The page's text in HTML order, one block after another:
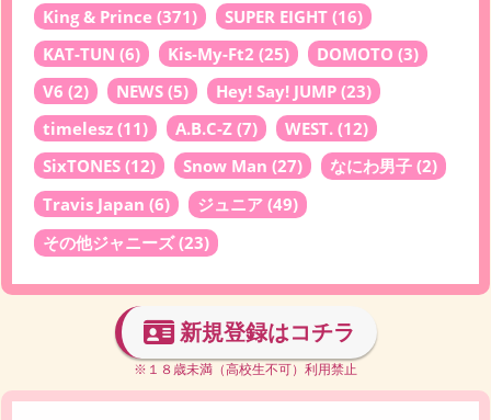
King & Prince (371) SUPER EIGHT (16)
KAT-TUN (6) Kis-My-Ft2 (25) DOMOTO (3)
V6 (2) NEWS (5) Hey! Say! JUMP (23)
timelesz (11) A.B.C-Z (7) WEST. (12)
SixTONES (12) Snow Man (27) なにわ男子 (2)
Travis Japan (6) ジュニア (49)
その他ジャニーズ(23)
新規登録はコチラ
※１８歳未満（高校生不可）利用禁止